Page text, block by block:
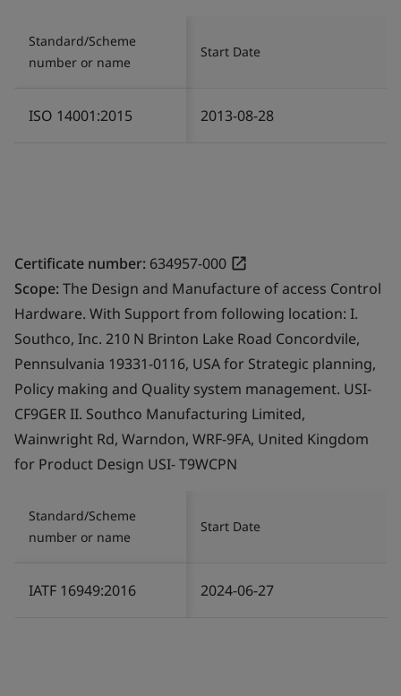
Standard/Scheme
number or name
Start Date
ISO 14001:2015 2013-08-28
Certificate number: 634957-000
Scope:The Design and Manufacture of access Control
Hardware. With Support from following location: I.
Southco, Inc. 210 N Brinton Lake Road Concordvile,
Pennsulvania 19331-0116, USA for Strategic planning,
Policy making and Quality system management. USI-
CF9GER II. Southco Manufacturing Limited,
Wainwright Rd, Warndon, WRF-9FA, United Kingdom
for Product Design USI- T9WCPN
Standard/Scheme
number or name
Start Date
IATF 16949:2016 2024-06-27